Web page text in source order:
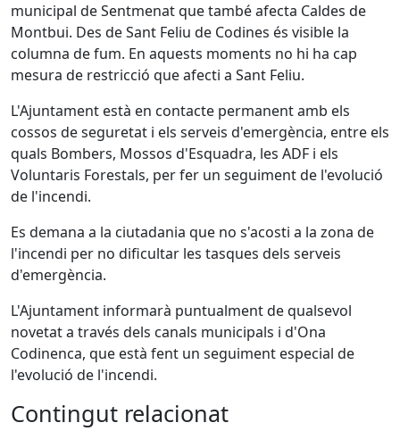
municipal de Sentmenat que també afecta Caldes de
Montbui. Des de Sant Feliu de Codines és visible la
columna de fum. En aquests moments no hi ha cap
mesura de restricció que afecti a Sant Feliu.
L'Ajuntament està en contacte permanent amb els
cossos de seguretat i els serveis d'emergència, entre els
quals Bombers, Mossos d'Esquadra, les ADF i els
Voluntaris Forestals, per fer un seguiment de l'evolució
de l'incendi.
Es demana a la ciutadania que no s'acosti a la zona de
l'incendi per no dificultar les tasques dels serveis
d'emergència.
L'Ajuntament informarà puntualment de qualsevol
novetat a través dels canals municipals i d'Ona
Codinenca, que està fent un seguiment especial de
l'evolució de l'incendi.
Contingut relacionat